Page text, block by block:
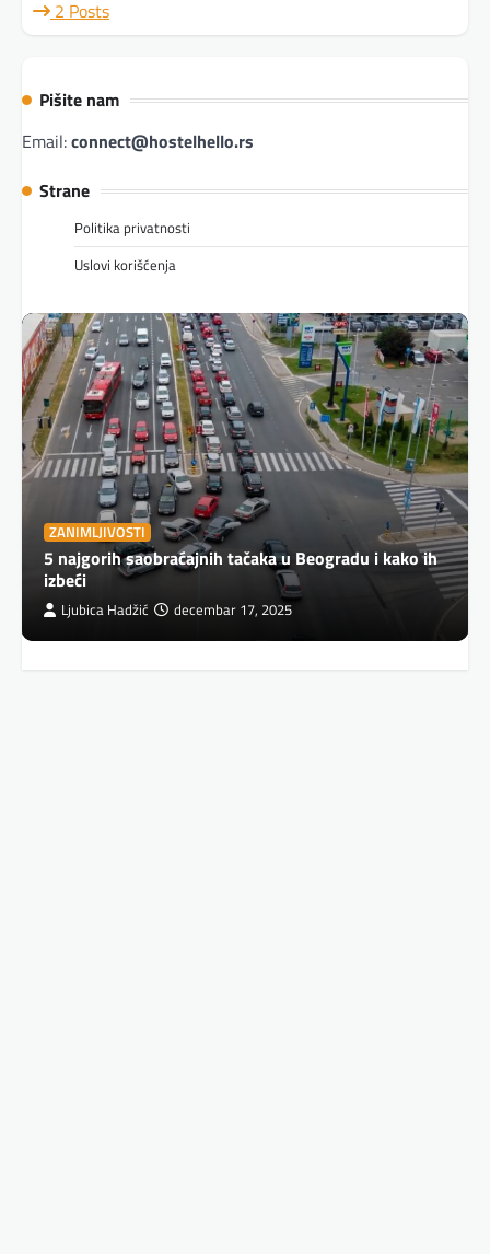
2 Posts
Pišite nam
Email:connect@hostelhello.rs
Strane
Politika privatnosti
Uslovi korišćenja
ZANIMLJIVOSTI
5 najgorih saobraćajnih tačaka u Beogradu i kako ih
izbeći
Ljubica Hadžić decembar 17, 2025